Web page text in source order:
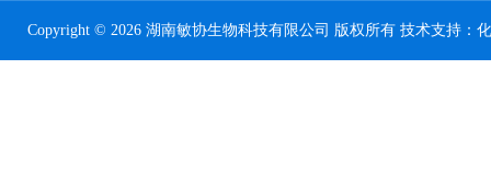
Copyright © 2026 湖南敏协生物科技有限公司 版权所有 技术支持：